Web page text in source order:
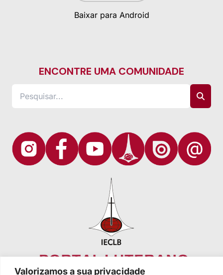
Valorizamos a sua privacidade
Baixar para Android
ENCONTRE UMA COMUNIDADE